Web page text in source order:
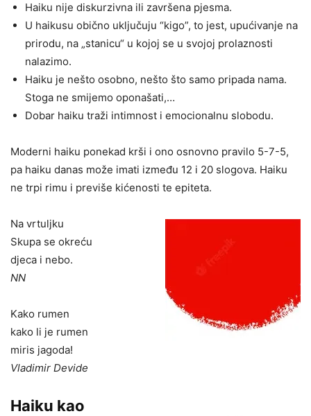
Haiku nije diskurzivna ili završena pjesma.
U haikusu obično uključuju “kigo”, to jest, upućivanje na
prirodu, na „stanicu“ u kojoj se u svojoj prolaznosti
nalazimo.
Haiku je nešto osobno, nešto što samo pripada nama.
Stoga ne smijemo oponašati,…
Dobar haiku traži intimnost i emocionalnu slobodu.
Moderni haiku ponekad krši i ono osnovno pravilo 5-7-5,
pa haiku danas može imati između 12 i 20 slogova. Haiku
ne trpi rimu i previše kićenosti te epiteta.
Na vrtuljku
Skupa se okreću
djeca i nebo.
NN
Kako rumen
kako li je rumen
miris jagoda!
Vladimir Devide
Haiku kao